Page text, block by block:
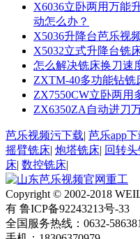
X6036立卧两用万能
动怎么办？
X5036升降台芭乐视
X5032立式升降台铣
怎么解决铣床换刀速
ZXTM-40多功能钻
ZX7550CW立卧两用
ZX6350ZA自动进刀
芭乐视频污下载| 芭乐app
摇臂铣床| 炮塔铣床| 回转
床| 数控铣床|
Copyright © 2002-2018
有 鲁ICP备92243213号-33
全国服务热线：0632-